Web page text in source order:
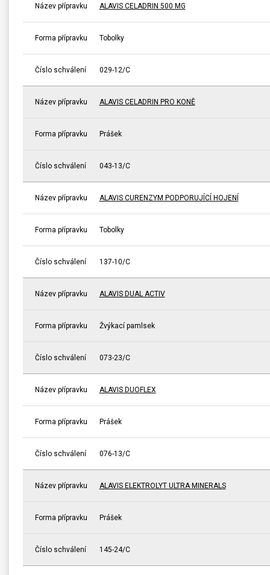
Název přípravku ALAVIS CELADRIN 500 MG
Forma přípravku Tobolky
Číslo schválení 029-12/C
Název přípravku ALAVIS CELADRIN PRO KONĚ
Forma přípravku Prášek
Číslo schválení 043-13/C
Název přípravku ALAVIS CURENZYM PODPORUJÍCÍ HOJENÍ
Forma přípravku Tobolky
Číslo schválení 137-10/C
Název přípravku ALAVIS DUAL ACTIV
Forma přípravku Žvýkací pamlsek
Číslo schválení 073-23/C
Název přípravku ALAVIS DUOFLEX
Forma přípravku Prášek
Číslo schválení 076-13/C
Název přípravku ALAVIS ELEKTROLYT ULTRA MINERALS
Forma přípravku Prášek
Číslo schválení 145-24/C